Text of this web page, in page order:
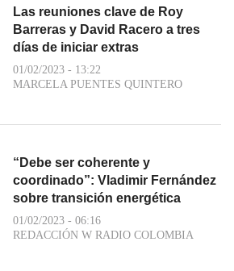
Las reuniones clave de Roy
Barreras y David Racero a tres
días de iniciar extras
01/02/2023 - 13:22
MARCELA PUENTES QUINTERO
“Debe ser coherente y
coordinado”: Vladimir Fernández
sobre transición energética
01/02/2023 - 06:16
REDACCIÓN W RADIO COLOMBIA